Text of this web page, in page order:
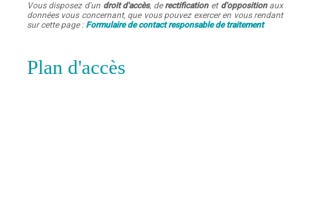
Vous disposez d'un droit d'accès, derectificationet d'oppositionaux
données vous concernant, que vous pouvez exercer en vous rendant
sur cette page :Formulaire de contact responsable de traitement
Plan d'accès